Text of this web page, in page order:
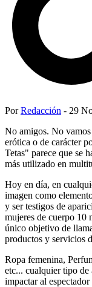
PorRedacción - 29
No amigos. No
erótica o de carácter
Tetas" parece que se
más utilizado en
Hoy en día, en
imagen como
y ser testigos de
mujeres de cuerpo 10
único objetivo de
productos y servicios
Ropa femenina,
etc... cualquier tipo de
impactar al